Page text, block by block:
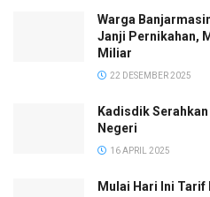
Warga
Janji Pernikahan,
Miliar
22 DESEMBER 2025
Kadisdik
Negeri
16 APRIL 2025
Mulai Hari Ini